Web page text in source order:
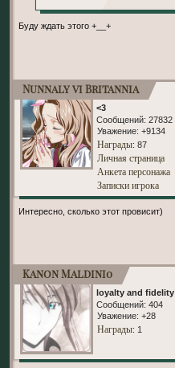
Буду ждать этого +__+
Nunnaly vi Britannia
<3
Сообщений: 27832
Уважение: +9134
Награды: 87
Личная страница
Анкета персонажа
Записки игрока
Интересно, сколько этот провисит)
Kanon Maldini0
loyalty and fidelity
Сообщений: 404
Уважение: +28
Награды: 1